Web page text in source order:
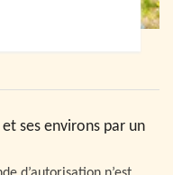
et ses environs par un